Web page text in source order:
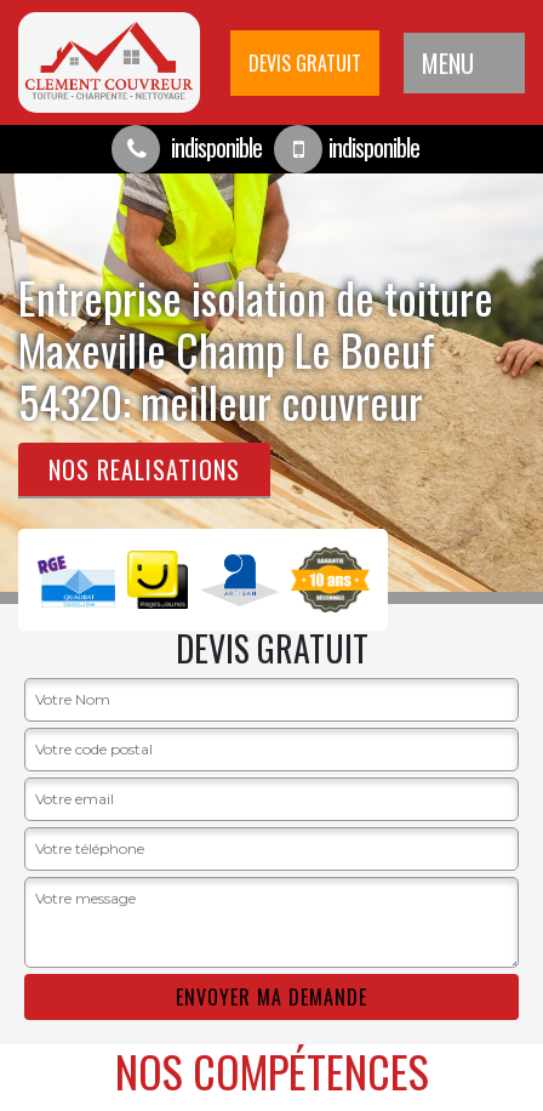
DEVIS GRATUIT MENU
indisponible indisponible
Entreprise isolation de toiture
Maxeville Champ Le Boeuf
54320: meilleur couvreur
NOS REALISATIONS
DEVIS GRATUIT
NOS COMPÉTENCES